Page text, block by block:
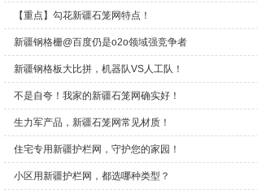
【重点】勾花新疆石笼网特点！
新疆钢格栅@百度仍是o2o领域强竞争者
新疆钢格板大比拼，机器队VS人工队！
不是自夸！我家的新疆石笼网确实好！
生力军产品，新疆石笼网常见材质！
住宅专用新疆护栏网，守护您的家园！
小区用新疆护栏网，都选哪种类型？